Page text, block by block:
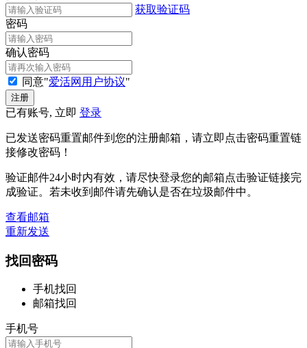
获取验证码
密码
确认密码
同意"爱活网用户协议"
已有账号, 立即 登录
已发送密码重置邮件到您的注册邮箱，请立即点击密码重置链
接修改密码！
验证邮件24小时内有效，请尽快登录您的邮箱点击验证链接完
成验证。若未收到邮件请先确认是否在垃圾邮件中。
查看邮箱
重新发送
找回密码
手机找回
邮箱找回
手机号